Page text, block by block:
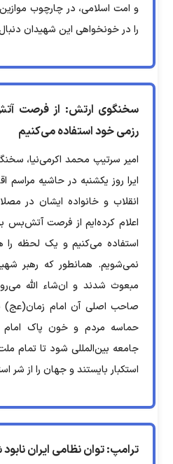
و امت اسلامی، در چارچوب
را در خونخواهی این شهیدان
سخنگوی ارتش: از فرصت
رزمی خود استفاده می‌کنیم
امیر سرتیپ محمد اکرمی‌نیا،
ایرا روز یکشنبه در حاشیه مراسم
انقلاب و خانواده ایشان در
اعلام کرده‌ایم از فرصت آتش‌بس
استفاده می‌کنیم و یک لحظه
نمی‌شویم. همانطور که رهبر
مبعوث شدند و ان‌شاء الله
صاحب اصلی آن امام زمان(عج)
حماسه مردم و خون پاک امام
جامعه بین‌المللی شود تا تمام
استکبار بایستند و جهان را از شر
ترامپ: توان نظامی ایران